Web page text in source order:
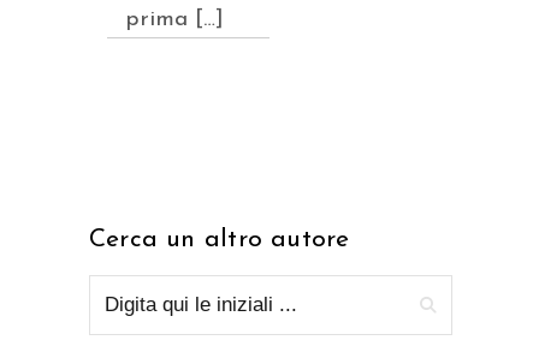
prima […]
Cerca un altro autore